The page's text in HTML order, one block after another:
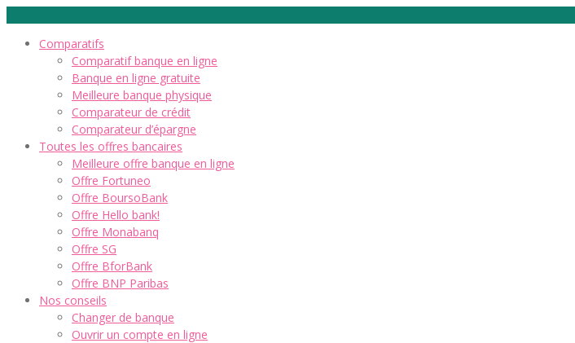
Comparatifs
Comparatif banque en ligne
Banque en ligne gratuite
Meilleure banque physique
Comparateur de crédit
Comparateur d’épargne
Toutes les offres bancaires
Meilleure offre banque en ligne
Offre Fortuneo
Offre BoursoBank
Offre Hello bank!
Offre Monabanq
Offre SG
Offre BforBank
Offre BNP Paribas
Nos conseils
Changer de banque
Ouvrir un compte en ligne